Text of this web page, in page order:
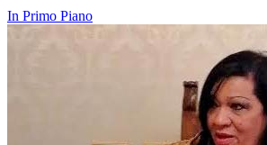
In Primo Piano